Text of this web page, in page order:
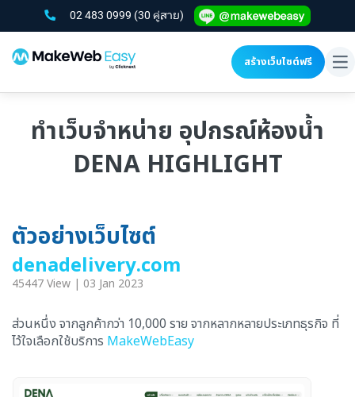
02 483 0999 (30 คู่สาย)
สร้างเว็บไซต์ฟรี
ทำเว็บจำหน่าย อุปกรณ์ห้องน้ำ
DENA HIGHLIGHT
ตัวอย่างเว็บไซต์
denadelivery.com
45447 View | 03 Jan 2023
ส่วนหนึ่ง จากลูกค้ากว่า 10,000 ราย จากหลากหลายประเภทธุรกิจ ที่
ไว้ใจเลือกใช้บริการ MakeWebEasy